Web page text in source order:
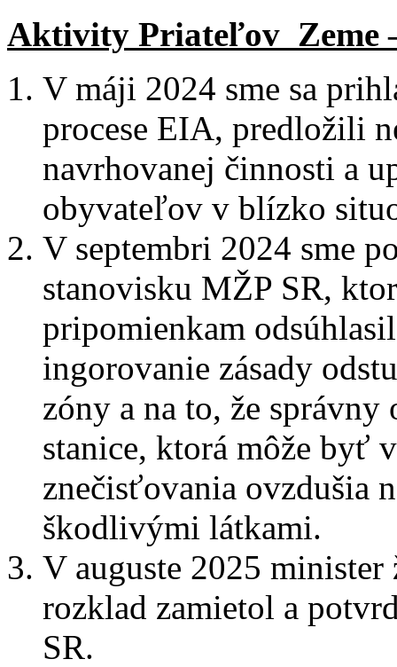
Aktivity Priateľov Zeme
V máji 2024 sme sa
procese EIA, predložili
navrhovanej činnosti a
obyvateľov v blízko
V septembri 2024 sme
stanovisku MŽP SR,
pripomienkam
ingorovanie zásady
zóny a na to, že
stanice, ktorá môže byť
znečisťovania ovzdušia
škodlivými látkami.
V auguste 2025 minister
rozklad zamietol a
SR.